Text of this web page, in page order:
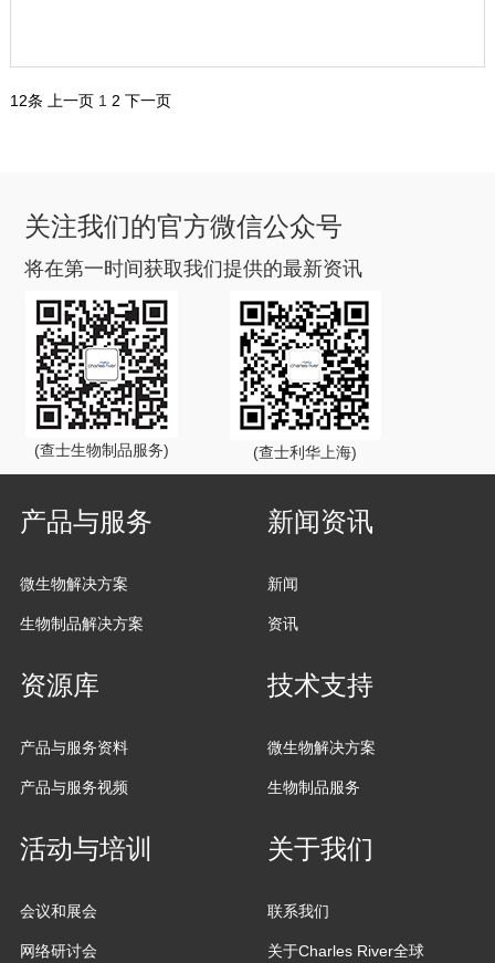
12条 上一页 1 2 下一页
关注我们的官方微信公众号
将在第一时间获取我们提供的最新资讯
(查士生物制品服务) (查士利华上海)
产品与服务
微生物解决方案
生物制品解决方案
新闻资讯
新闻
资讯
资源库
产品与服务资料
产品与服务视频
技术支持
微生物解决方案
生物制品服务
活动与培训
会议和展会
网络研讨会
关于我们
联系我们
关于Charles River全球